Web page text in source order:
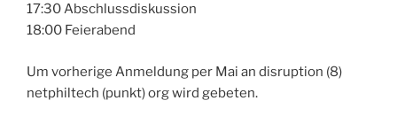
17:30 Abschlussdiskussion
18:00 Feierabend
Um vorherige Anmeldung per Mai an disruption (8)
netphiltech (punkt) org wird gebeten.